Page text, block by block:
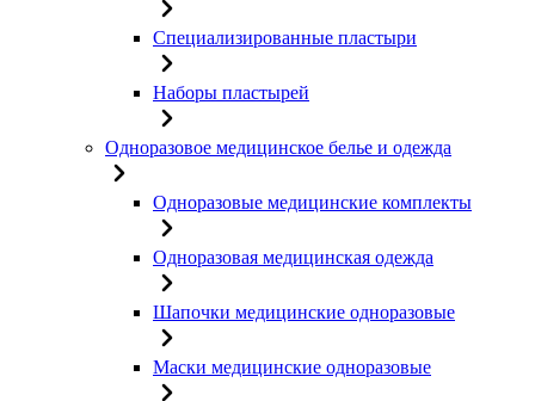
Специализированные пластыри
Наборы пластырей
Одноразовое медицинское белье и одежда
Одноразовые медицинские комплекты
Одноразовая медицинская одежда
Шапочки медицинские одноразовые
Маски медицинские одноразовые